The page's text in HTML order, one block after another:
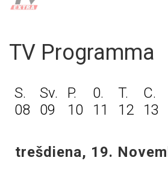
TV Programma
S.
08
Sv.
09
P.
10
0.
11
T.
12
C.
13
trešdiena, 19.